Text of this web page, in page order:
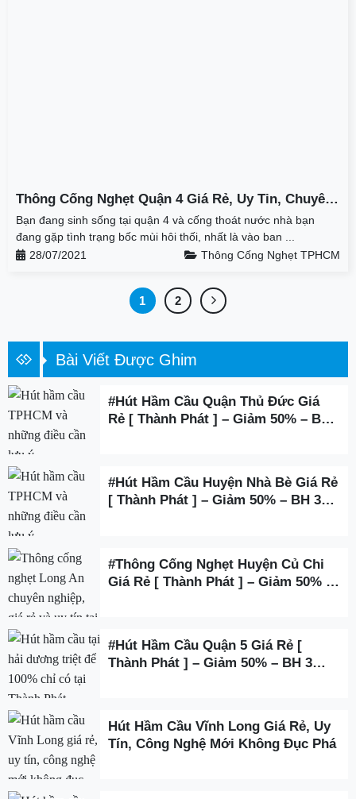
Thông Cống Nghẹt Quận 4 Giá Rẻ, Uy Tin, Chuyên
Nghiệp Tại Thành Phát
Bạn đang sinh sống tại quận 4 và cống thoát nước nhà bạn
đang gặp tình trạng bốc mùi hôi thối, nhất là vào ban ...
28/07/2021
Thông Cống Nghẹt TPHCM
1 2
Bài Viết Được Ghim
#Hút Hầm Cầu Quận Thủ Đức Giá
Rẻ [ Thành Phát ] – Giảm 50% – BH
#Hút Hầm Cầu Huyện Nhà Bè Giá Rẻ
[ Thành Phát ] – Giảm 50% – BH 3
#Thông Cống Nghẹt Huyện Củ Chi
Giá Rẻ [ Thành Phát ] – Giảm 50% –
#Hút Hầm Cầu Quận 5 Giá Rẻ [
Thành Phát ] – Giảm 50% – BH 3
Hút Hầm Cầu Vĩnh Long Giá Rẻ, Uy
Tín, Công Nghệ Mới Không Đục Phá